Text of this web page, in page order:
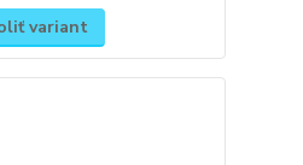
variant